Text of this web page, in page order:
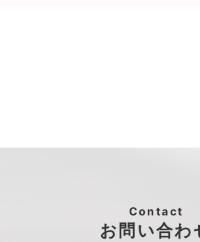
Contact
お問い合わ